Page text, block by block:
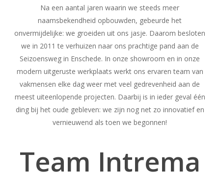
Na een aantal jaren waarin we steeds meer
naamsbekendheid opbouwden, gebeurde het
onvermijdelijke: we groeiden uit ons jasje. Daarom besloten
we in 2011 te verhuizen naar ons prachtige pand aan de
Seizoensweg in Enschede. In onze showroom en in onze
modern uitgeruste werkplaats werkt ons ervaren team van
vakmensen elke dag weer met veel gedrevenheid aan de
meest uiteenlopende projecten. Daarbij is in ieder geval één
ding bij het oude gebleven: we zijn nog net zo innovatief en
vernieuwend als toen we begonnen!
Team Intrema